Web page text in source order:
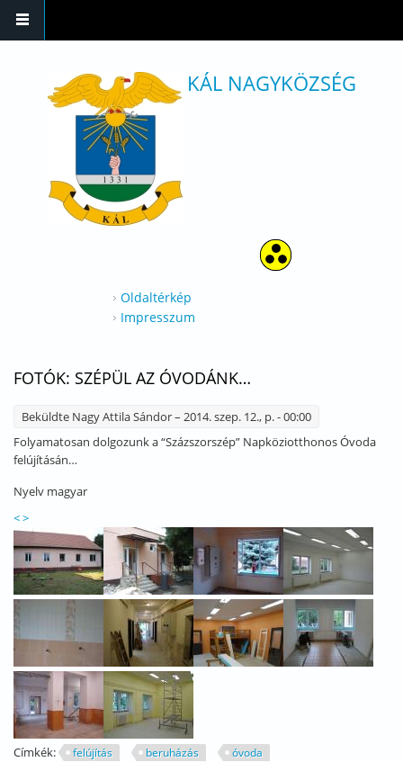
KÁL NAGYKÖZSÉG
Oldaltérkép
Impresszum
FOTÓK: SZÉPÜL AZ ÓVODÁNK…
Beküldte Nagy Attila Sándor– 2014. szep. 12., p. - 00:00
Folyamatosan dolgozunk a “Százszorszép” Napköziotthonos Óvoda
felújításán…
Nyelv magyar
<>
Címkék: felújítás beruházás óvoda